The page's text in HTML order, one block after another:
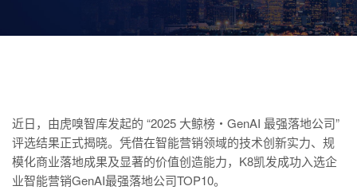
近日，由虎嗅智库发起的 “2025 大鲸榜・GenAI 最强落地公司”
评选结果正式揭晓。凭借在智能营销领域的技术创新实力、规
模化商业落地成果及显著的价值创造能力，K8凯发成功入选企
业智能营销GenAI最强落地公司TOP10。